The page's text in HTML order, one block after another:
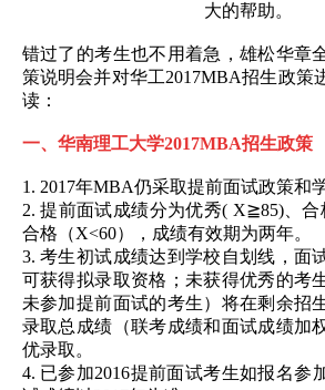
大的帮助。
错过了的考生也不用着急， 雄松华章
策说明会并对华工2017MBA招生政策
读：
一、华南理工大学2017MBA招生政策
1. 2017年MBA仍采取提前面试政策和
2.提前面试成绩分为优秀( X≧85)、合
合格（X<60），成绩有效期为两年。
3.考生初试成绩达到学校自划线，面
可获得拟录取资格；未获得优秀的考
未参加提前面试的考生）将在剩余招
录取总成绩（联考成绩和面试成绩加
优录取。
4. 已参加2016提前面试考生如报名参